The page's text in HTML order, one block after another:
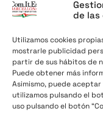
de las
Utilizamos cookies
mostrarle publicidad
partir de sus hábitos de
Puede obtener más
Asimismo, puede
utilizamos pulsando el
uso pulsando el botón
09/11/2018/News ,